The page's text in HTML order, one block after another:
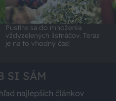
Pustite sa do množenia
vždyzelených listnáčov. Teraz
je na to vhodný čas!
SI SÁM
najlepších článkov